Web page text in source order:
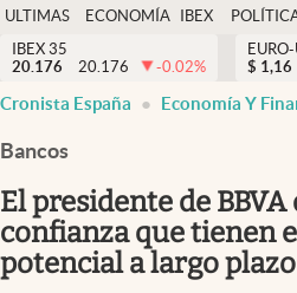
Actualidad
Criptomonedas
España
ULTIMAS
NOTICIAS
ECONOMÍA
FINANZAS
IBEX
EURO
IBEX 35
20.176
20.176 -0.02%
$ 1,16
Cronista España Economía Y
Bancos
El presidente de
confianza que tienen
potencial a largo plazo